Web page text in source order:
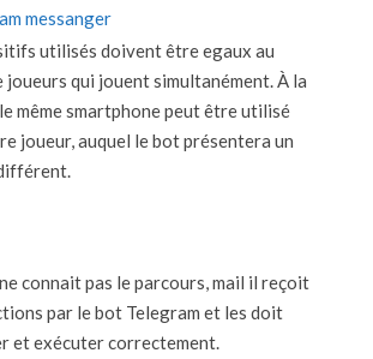
messanger
utilisés doivent être egaux au
joueurs qui jouent simultanément. À la
même smartphone peut être utilisé
joueur, auquel le bot présentera un
connait pas le parcours, mail il reçoit
par le bot Telegram et les doit
et exécuter correctement.